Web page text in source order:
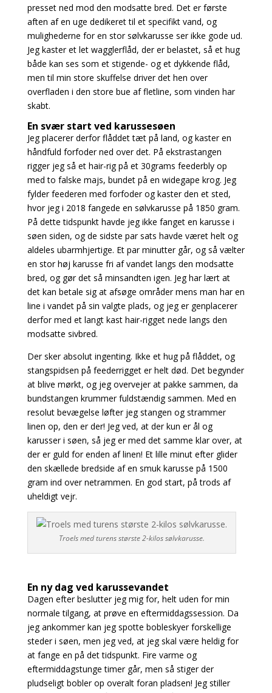
presset ned mod den modsatte bred. Det er første
aften af en uge dedikeret til et specifikt vand, og
mulighederne for en stor sølvkarusse ser ikke gode ud.
Jeg kaster et let wagglerflåd, der er belastet, så et hug
både kan ses som et stigende- og et dykkende flåd,
men til min store skuffelse driver det hen over
overfladen i den store bue af fletline, som vinden har
skabt.
En svær start ved karussesøen
Jeg placerer derfor flåddet tæt på land, og kaster en
håndfuld forfoder ned over det. På ekstrastangen
rigger jeg så et hair-rig på et 30grams feederbly op
med to falske majs, bundet på en widegape krog. Jeg
fylder feederen med forfoder og kaster den et sted,
hvor jeg i 2018 fangede en sølvkarusse på 1850 gram.
På dette tidspunkt havde jeg ikke fanget en karusse i
søen siden, og de sidste par sats havde været helt og
aldeles ubarmhjertige. Et par minutter går, og så vælter
en stor høj karusse fri af vandet langs den modsatte
bred, og gør det så minsandten igen. Jeg har lært at
det kan betale sig at afsøge områder mens man har en
line i vandet på sin valgte plads, og jeg er genplacerer
derfor med et langt kast hair-rigget nede langs den
modsatte sivbred.
Der sker absolut ingenting. Ikke et hug på flåddet, og
stangspidsen på feederrigget er helt død. Det begynder
at blive mørkt, og jeg overvejer at pakke sammen, da
bundstangen krummer fuldstændig sammen. Med en
resolut bevægelse løfter jeg stangen og strammer
linen op, den er der! Jeg ved, at der kun er ål og
karusser i søen, så jeg er med det samme klar over, at
der er guld for enden af linen! Et lille minut efter glider
den skællede bredside af en smuk karusse på 1500
gram ind over netrammen. En god start, på trods af
uheldigt vejr.
Troels med turens største 2-kilos sølvkarusse.
En ny dag ved karussevandet
Dagen efter beslutter jeg mig for, helt uden for min
normale tilgang, at prøve en eftermiddagssession. Da
jeg ankommer kan jeg spotte bobleskyer forskellige
steder i søen, men jeg ved, at jeg skal være heldig for
at fange en på det tidspunkt. Fire varme og
eftermiddagstunge timer går, men så stiger der
pludseligt bobler op overalt foran pladsen! Jeg stiller